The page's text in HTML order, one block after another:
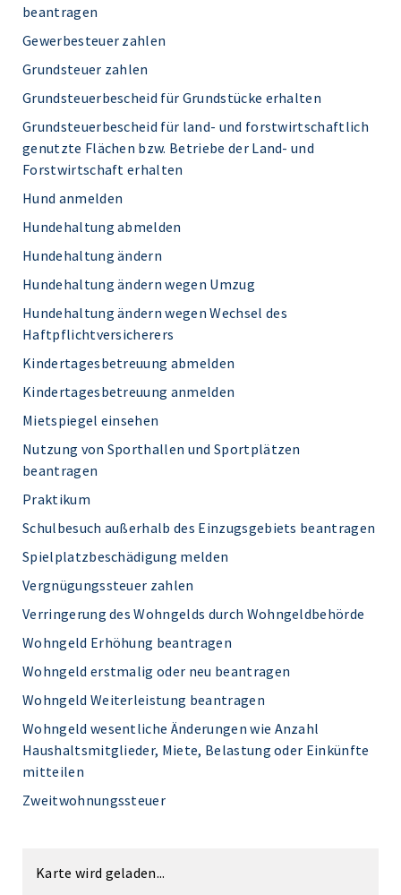
beantragen
Gewerbesteuer zahlen
Grundsteuer zahlen
Grundsteuerbescheid für Grundstücke erhalten
Grundsteuerbescheid für land- und forstwirtschaftlich
genutzte Flächen bzw. Betriebe der Land- und
Forstwirtschaft erhalten
Hund anmelden
Hundehaltung abmelden
Hundehaltung ändern
Hundehaltung ändern wegen Umzug
Hundehaltung ändern wegen Wechsel des
Haftpflichtversicherers
Kindertagesbetreuung abmelden
Kindertagesbetreuung anmelden
Mietspiegel einsehen
Nutzung von Sporthallen und Sportplätzen
beantragen
Praktikum
Schulbesuch außerhalb des Einzugsgebiets beantragen
Spielplatzbeschädigung melden
Vergnügungssteuer zahlen
Verringerung des Wohngelds durch Wohngeldbehörde
Wohngeld Erhöhung beantragen
Wohngeld erstmalig oder neu beantragen
Wohngeld Weiterleistung beantragen
Wohngeld wesentliche Änderungen wie Anzahl
Haushaltsmitglieder, Miete, Belastung oder Einkünfte
mitteilen
Zweitwohnungssteuer
Karte wird geladen...